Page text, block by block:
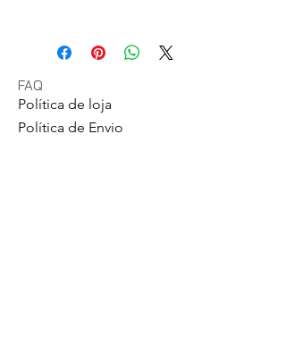
FAQ
Política de loja
Política de Envio